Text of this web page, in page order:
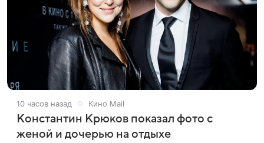
10 часов назад Кино Mail
Константин Крюков показал фото с
женой и дочерью на отдыхе